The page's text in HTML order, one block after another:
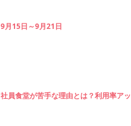
9月15日～9月21日
社員食堂が苦手な理由とは？利用率ア